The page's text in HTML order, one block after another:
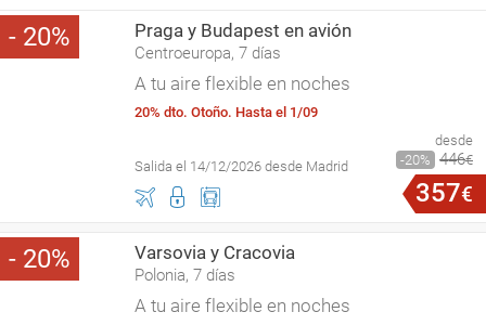
20 Praga y Budapest en avión
Centroeuropa, 7 días
A tu aire flexible en noches
20% dto. Otoño. Hasta el 1/09
Salida el 14/12/2026 desde Madrid
desde
20
446€
357€
20 Varsovia y Cracovia
Polonia, 7 días
A tu aire flexible en noches